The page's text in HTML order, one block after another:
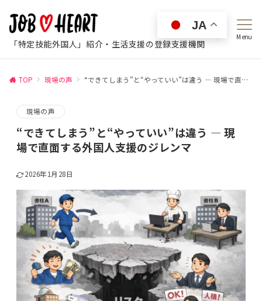
「特定技能外国人」紹介・生活支援の登録支援機関
Menu
TOP 現場の声 “できてしまう”と“やっていい”は違う ― 現場で直面する外国人支援のジレンマ
現場の声
“できてしまう”と“やっていい”は違う ― 現
場で直面する外国人支援のジレンマ
2026年1月28日
JA